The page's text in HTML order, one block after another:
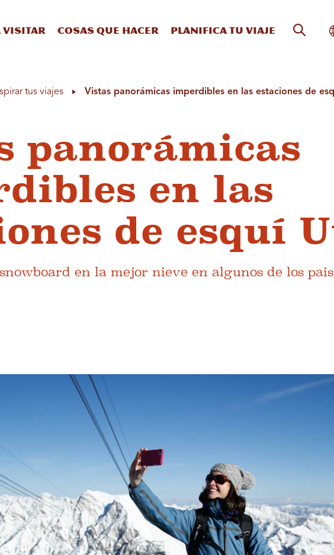
visitar Cosas que hacer Planifica tu viaje
tus viajes Vistas panorámicas imperdibles en las estaciones de
panorámicas
en las
de esquí
en la mejor nieve en algunos de los